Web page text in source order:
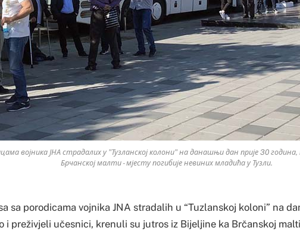
војника ЈНА страдалих у "Тузланској колони" на данашњи дан прије 30 година,
Брчанској малти - мјесту погибије невиних младића у Тузли.
sa porodicama vojnika JNA stradalih u “Tuzlanskoj koloni” na
i preživjeli učesnici, krenuli su jutros iz Bijeljine ka Brčanskoj